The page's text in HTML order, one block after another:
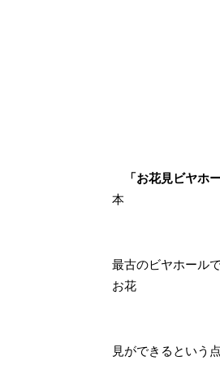
「お花見ビヤホー
本
最古のビヤホール
お花
見ができるという